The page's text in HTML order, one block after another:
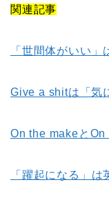
関連記事
「世間体がいい」
Give a shitは「気
On the makeとOn
「躍起になる」は